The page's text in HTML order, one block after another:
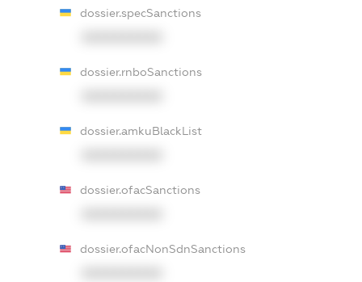
dossier.specSanctions
dossier.rnboSanctions
dossier.amkuBlackList
dossier.ofacSanctions
dossier.ofacNonSdnSanctions